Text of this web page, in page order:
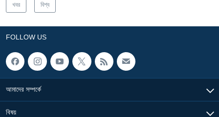
খবর বিশ্ব
FOLLOW US
আমাদের সম্পর্কে
বিষয়